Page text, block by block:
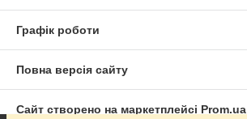
Графік роботи
Повна версія сайту
Сайт створено на маркетплейсі Prom.ua